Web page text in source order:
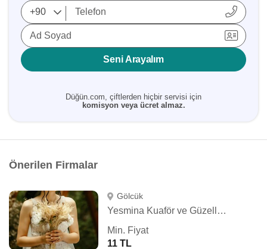
Ad Soyad
Seni Arayalım
Düğün.com, çiftlerden hiçbir servisi için
komisyon veya ücret almaz.
Önerilen Firmalar
Gölcük
Yesmina Kuaför ve Güzellik Salonu
Min. Fiyat
11 TL